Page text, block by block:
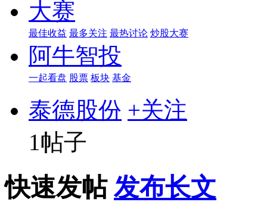
大赛
最佳收益 最多关注 最热讨论 炒股大赛
阿牛智投
一起看盘 股票 板块 基金
泰德股份 +关注
1帖子
快速发帖 发布长文